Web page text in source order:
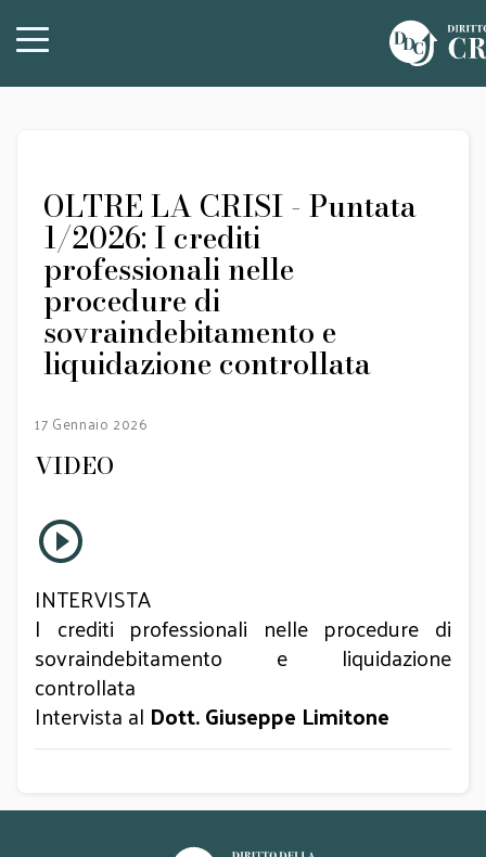
OLTRE LA CRISI - Puntata
1/2026: I crediti
professionali nelle
procedure di
sovraindebitamento e
liquidazione controllata
17 Gennaio 2026
VIDEO
INTERVISTA
I crediti professionali nelle procedure di
sovraindebitamento e liquidazione
controllata
Intervista al Dott. Giuseppe Limitone